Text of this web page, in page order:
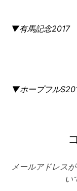
稿
ー
前
▼有馬記念2017
次
▼ホープフル
メールアドレス
い